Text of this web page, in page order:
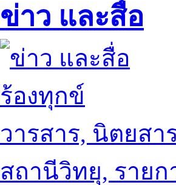
ข่าว และสื่อ
ร้องทุกข์
วารสาร, นิตยสา
สถานีวิทยุ, รายก